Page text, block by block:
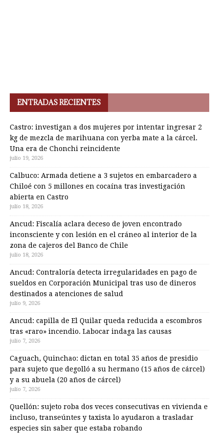
ENTRADAS RECIENTES
Castro: investigan a dos mujeres por intentar ingresar 2
kg de mezcla de marihuana con yerba mate a la cárcel.
Una era de Chonchi reincidente
julio 19, 2026
Calbuco: Armada detiene a 3 sujetos en embarcadero a
Chiloé con 5 millones en cocaína tras investigación
abierta en Castro
julio 18, 2026
Ancud: Fiscalía aclara deceso de joven encontrado
inconsciente y con lesión en el cráneo al interior de la
zona de cajeros del Banco de Chile
julio 18, 2026
Ancud: Contraloría detecta irregularidades en pago de
sueldos en Corporación Municipal tras uso de dineros
destinados a atenciones de salud
julio 9, 2026
Ancud: capilla de El Quilar queda reducida a escombros
tras «raro» incendio. Labocar indaga las causas
julio 7, 2026
Caguach, Quinchao: dictan en total 35 años de presidio
para sujeto que degolló a su hermano (15 años de cárcel)
y a su abuela (20 años de cárcel)
julio 7, 2026
Quellón: sujeto roba dos veces consecutivas en vivienda e
incluso, transeúntes y taxista lo ayudaron a trasladar
especies sin saber que estaba robando